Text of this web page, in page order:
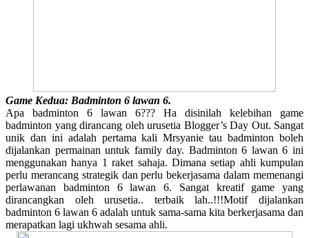
Game Kedua: Badminton 6 lawan 6.
Apa badminton 6 lawan 6??? Ha disinilah kelebihan game
badminton yang dirancang oleh urusetia Blogger’s Day Out. Sangat
unik dan ini adalah pertama kali Mrsyanie tau badminton boleh
dijalankan permainan untuk family day. Badminton 6 lawan 6 ini
menggunakan hanya 1 raket sahaja. Dimana setiap ahli kumpulan
perlu merancang strategik dan perlu bekerjasama dalam memenangi
perlawanan badminton 6 lawan 6. Sangat kreatif game yang
dirancangkan oleh urusetia.. terbaik lah..!!!Motif dijalankan
badminton 6 lawan 6 adalah untuk sama-sama kita berkerjasama dan
merapatkan lagi ukhwah sesama ahli.